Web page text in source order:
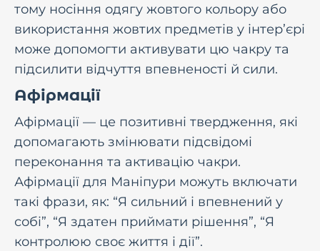
тому носіння одягу жовтого кольору або
використання жовтих предметів у інтер’єрі
може допомогти активувати цю чакру та
підсилити відчуття впевненості й сили.
Афірмації
Афірмації — це позитивні твердження, які
допомагають змінювати підсвідомі
переконання та активацію чакри.
Афірмації для Маніпури можуть включати
такі фрази, як: “Я сильний і впевнений у
собі”, “Я здатен приймати рішення”, “Я
контролюю своє життя і дії”.